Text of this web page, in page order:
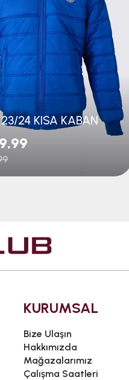
24 KISA KABAN
KURUMSAL
Bize Ulaşın
Hakkımızda
Mağazalarımız
Çalışma Saatleri